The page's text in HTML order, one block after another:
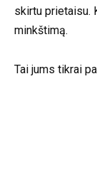
skirtu prietaisu.
minkštimą.
Tai jums tikrai